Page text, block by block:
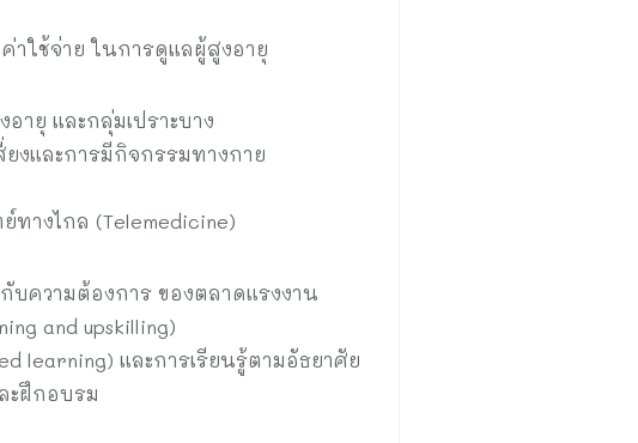
าใช้จ่าย ในการดูแลผู้สูงอายุ
ยุ และกลุ่มเปราะบาง
งและการมีกิจกรรมทางกาย
างไกล (Telemedicine)
ความต้องการ ของตลาดแรงงาน
and upskilling)
learning) และการเรียนรู้ตามอัธยาศัย
ะฝึกอบรม